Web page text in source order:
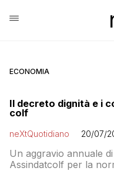
ECONOMIA
Il decreto dignità e i
colf
neXtQuotidiano 20/07/
Un aggravio annuale
Assindatcolf per la